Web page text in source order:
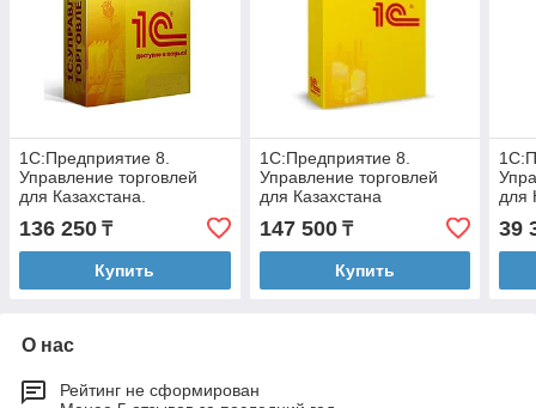
1С:Предприятие 8.
Управление торговлей
для Казахстана.
Электронная поставка
136 250 ₸
Купить
1С:Предприятие 8.
Управление торговлей
для Казахстана
147 500₸
Купить
для
39
О нас
Рейтинг не сформирован